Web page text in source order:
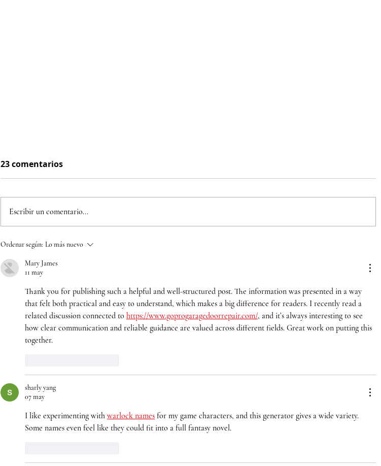
Bimbo Global Race 2026
convertir cada kilómetro
en una oportunidad para
alimentar a quienes más
lo necesitan
campaña especial de
vacunación
Natación!
23 comentarios
Escribir un comentario...
Ordenar según: Lo más nuevo
Mary James
11 may
Thank you for publishing such a helpful and well-structured post. The information was presented in a way
that felt both practical and easy to understand, which makes a big difference for readers. I recently read a
related discussion connected to https://www.goprogaragedoorrepair.com/, and it’s always interesting to see
how clear communication and reliable guidance are valued across different fields. Great work on putting this
together.
sharly yang
07 may
I like experimenting with warlock names for my game characters, and this generator gives a wide variety.
Some names even feel like they could fit into a full fantasy novel.